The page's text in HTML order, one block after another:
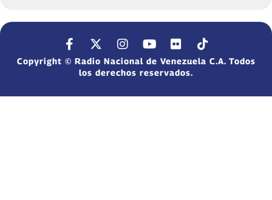
Copyright © Radio Nacional de Venezuela C.A. Todos
los derechos reservados.